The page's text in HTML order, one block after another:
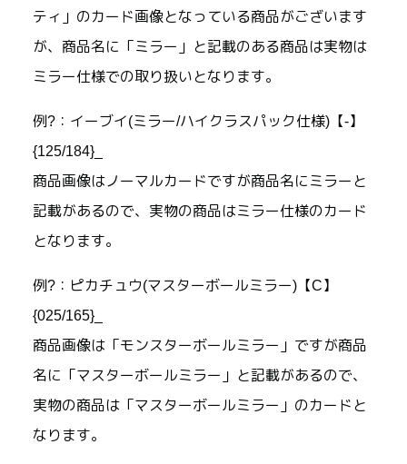
ティ」のカード画像となっている商品がございます
が、商品名に「ミラー」と記載のある商品は実物は
ミラー仕様での取り扱いとなります。
例?：イーブイ(ミラー/ハイクラスパック仕様)【-】
{125/184}_
商品画像はノーマルカードですが商品名にミラーと
記載があるので、実物の商品はミラー仕様のカード
となります。
例?：ピカチュウ(マスターボールミラー)【C】
{025/165}_
商品画像は「モンスターボールミラー」ですが商品
名に「マスターボールミラー」と記載があるので、
実物の商品は「マスターボールミラー」のカードと
なります。